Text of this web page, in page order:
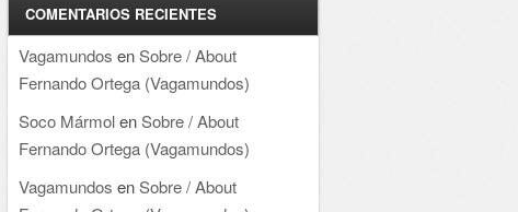
COMENTARIOS RECIENTES
Vagamundos enSobre / About
Fernando Ortega (Vagamundos)
Soco MármolenSobre / About
Fernando Ortega (Vagamundos)
Vagamundos enSobre / About